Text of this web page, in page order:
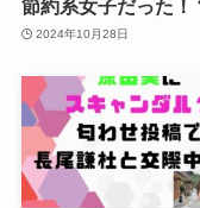
節約系女子だった！
2024年10月28日